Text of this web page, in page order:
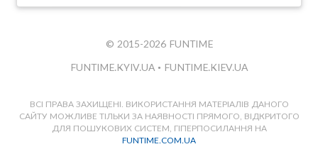
© 2015-2026 FUNTIME
FUNTIME.KYIV.UA • FUNTIME.KIEV.UA
ВСІ ПРАВА ЗАХИЩЕНІ. ВИКОРИСТАННЯ МАТЕРІАЛІВ ДАНОГО
САЙТУ МОЖЛИВЕ ТІЛЬКИ ЗА НАЯВНОСТІ ПРЯМОГО, ВІДКРИТОГО
ДЛЯ ПОШУКОВИХ СИСТЕМ, ГІПЕРПОСИЛАННЯ НА
FUNTIME.COM.UA